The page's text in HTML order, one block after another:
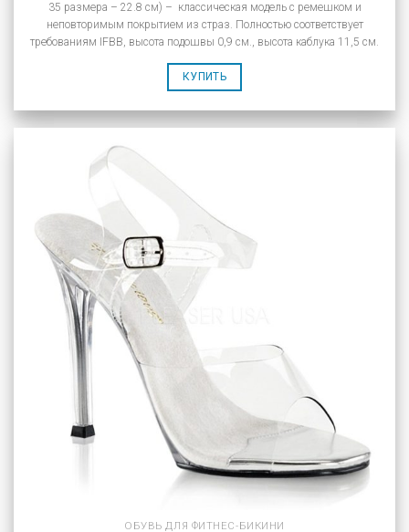
35 размера – 22.8 см) – классическая модель с ремешком и
неповторимым покрытием из страз. Полностью соответствует
требованиям IFBB, высота подошвы 0,9 см., высота каблука 11,5 см.
КУПИТЬ
ОБУВЬ ДЛЯ ФИТНЕС-БИКИНИ